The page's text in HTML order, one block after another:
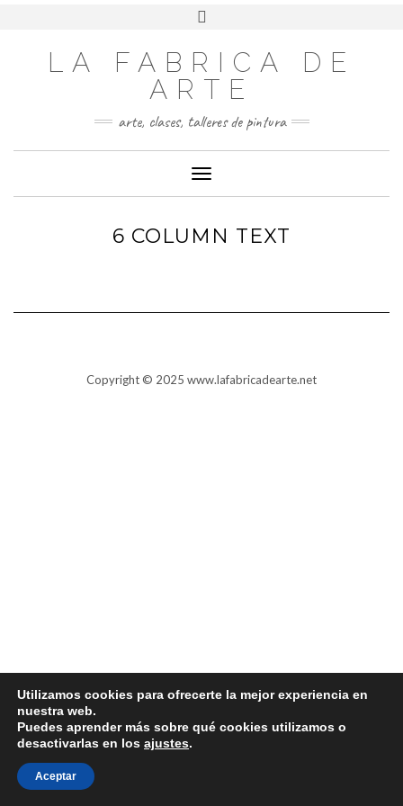
LA FABRICA DE
ARTE
arte, clases, talleres de pintura
Cambiar modo de navegación
6 COLUMN TEXT
Copyright © 2025 www.lafabricadearte.net
Utilizamos cookies para ofrecerte la mejor experiencia en
nuestra web.
Puedes aprender más sobre qué cookies utilizamos o
desactivarlas en los ajustes.
Aceptar